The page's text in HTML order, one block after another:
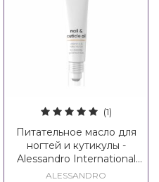
(1)
Питательное масло для
ногтей и кутикулы -
Alessandro International
Nail & Cuticle Oil
ALESSANDRO